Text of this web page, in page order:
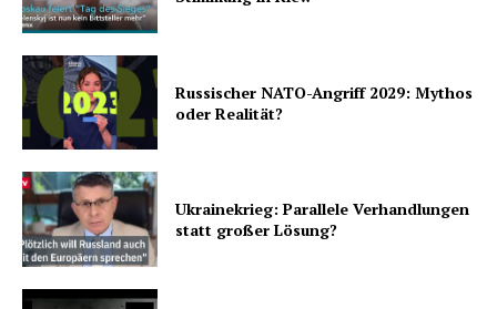
Russischer NATO-Angriff 2029: Mythos
oder Realität?
Ukrainekrieg: Parallele Verhandlungen
statt großer Lösung?